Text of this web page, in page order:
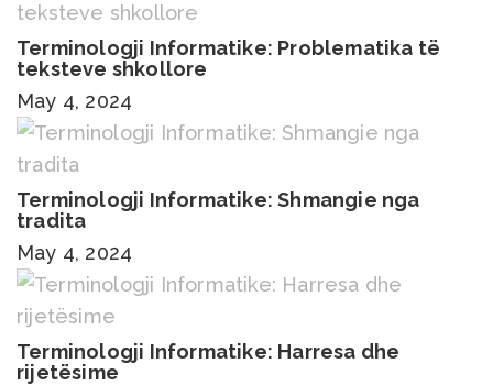
Terminologji Informatike: Problematika të
teksteve shkollore
May 4, 2024
Terminologji Informatike: Shmangie nga
tradita
May 4, 2024
Terminologji Informatike: Harresa dhe
rijetësime